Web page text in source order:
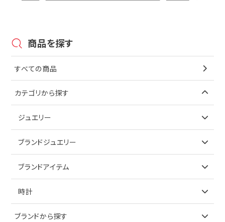
商品を探す
すべての商品
カテゴリから探す
ジュエリー
アイテムで探す
ブランドジュエリー
アイテムで探す
ブランドアイテム
アイテムで探す
時計
ブランドで探す
ブランドから探す